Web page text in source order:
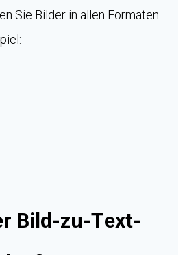
Sie Bilder in allen Formaten
Bild-zu-Text-